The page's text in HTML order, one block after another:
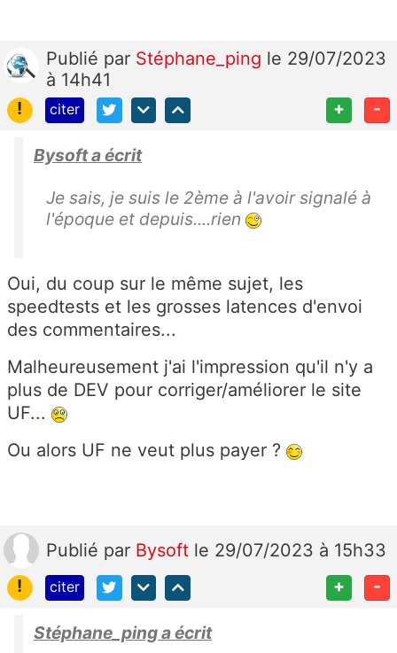
Publié par Stéphane_ping le 29/07/2023
à 14h41
!
citer + -
Bysoft a écrit
Je sais, je suis le 2ème à l'avoir signalé à
l'époque et depuis....rien
Oui, du coup sur le même sujet, les
speedtests et les grosses latences d'envoi
des commentaires...
Malheureusement j'ai l'impression qu'il n'y a
plus de DEV pour corriger/améliorer le site
UF...
Ou alors UF ne veut plus payer ?
Publié par Bysoft le 29/07/2023 à 15h33
!
citer + -
Stéphane_ping a écrit